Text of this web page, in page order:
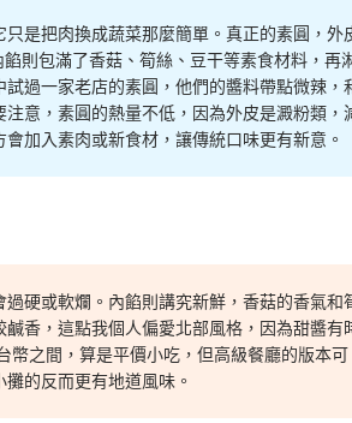
是把肉換成蔬菜那麼簡單。真正的素圓，外
則包滿了香菇、筍絲、豆干等素食材料，再
過一家老店的素圓，他們的醬料帶點微辣，
意，素圓的熱量不低，因為外皮是澱粉類，
加入素肉或新食材，讓傳統口味更有新意。
硬或軟爛。內餡則講究新鮮，香菇的香氣和
香，這點我個人偏愛北部風格，因為甜醬有
幣之間，算是平價小吃，但高級餐廳的版本可
的反而更有地道風味。